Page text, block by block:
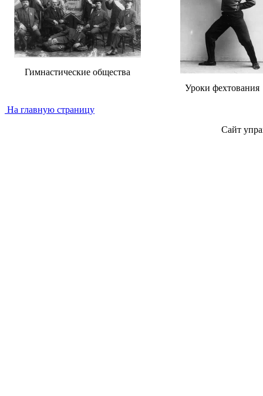
Гимнастические общества
Уроки фехтования
На главную страницу
Сайт